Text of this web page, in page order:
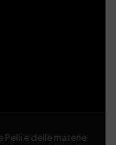
Pelli e delle materie